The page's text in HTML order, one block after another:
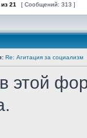
из 21 [ Сообщений: 313 ]
Re: Агитация за социализм
этой